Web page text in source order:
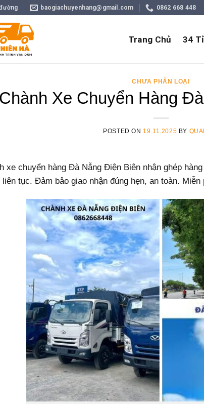
baogiachuyenhang@gmail.com 0862 668 448
Trang Chủ 34
CHƯA PHÂN LOẠI
Chành Xe Chuyển Hàng
POSTED ON 19.11.2025 BY
xe chuyển hàng Đà Nẵng Điện Biên nhận ghép
liên tục. Đảm bảo giao nhận đúng hẹn, an toàn. Miễn